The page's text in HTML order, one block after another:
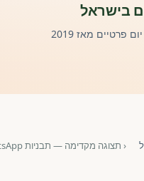
בישראל
‹ תצוגה מקדימה — תבניות WhatsApp